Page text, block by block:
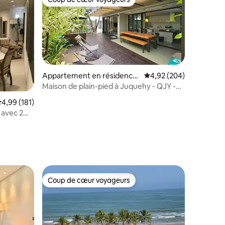
: 4,87 sur 5
appréciés
moyenne sur la base de 181 commentaires : 4,99 sur 5
4,99 (181)
2
Coup de cœur voyageurs
Appartement en résidence
⋅ Juqueí
Évaluation moyenne
4,92 (204)
Maison de plain-pied à Juquehy - QJY -
Coup de cœur voyageurs
Coup de cœur voyageurs